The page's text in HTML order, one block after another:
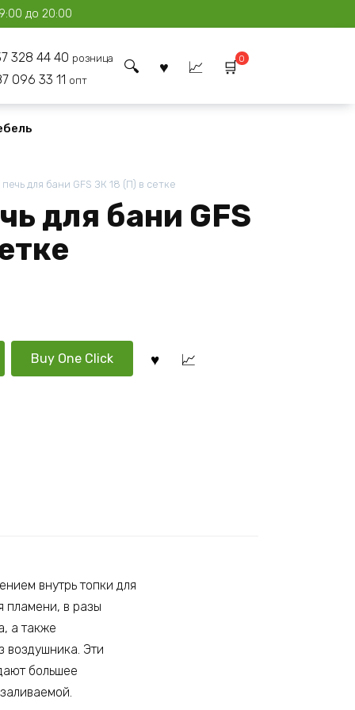
до 20:00
328 44 40 розница
096 33 11 опт
0
для бани GFS ЗК 18 (П) в сетке
для бани GFS
Buy One Click
внутрь топки для
пламени, в разы
а также
воздушника. Эти
большее